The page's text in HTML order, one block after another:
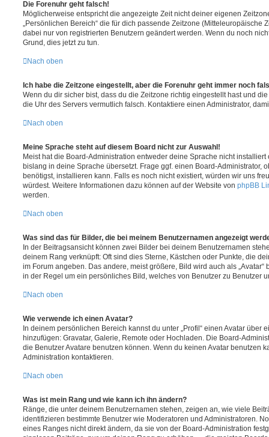
Die Forenuhr geht falsch!
Möglicherweise entspricht die angezeigte Zeit nicht deiner eigenen
„Persönlichen Bereich“ die für dich passende Zeitzone (Mitteleuropäische
dabei nur von registrierten Benutzern geändert werden. Wenn du noch
Grund, dies jetzt zu tun.
Nach oben
Ich habe die Zeitzone eingestellt, aber die Forenuhr geht immer noch
Wenn du dir sicher bist, dass du die Zeitzone richtig eingestellt hast und
die Uhr des Servers vermutlich falsch. Kontaktiere einen Administrator,
Nach oben
Meine Sprache steht auf diesem Board nicht zur Auswahl!
Meist hat die Board-Administration entweder deine Sprache nicht
bislang in deine Sprache übersetzt. Frage ggf. einen Board-Administrator,
benötigst, installieren kann. Falls es noch nicht existiert, würden wir uns
würdest. Weitere Informationen dazu können auf der Website von phpBB
werden.
Nach oben
Was sind das für Bilder, die bei meinem Benutzernamen angezeigt
In der Beitragsansicht können zwei Bilder bei deinem Benutzernamen
deinem Rang verknüpft: Oft sind dies Sterne, Kästchen oder Punkte, die
im Forum angeben. Das andere, meist größere, Bild wird auch als
in der Regel um ein persönliches Bild, welches von Benutzer zu Benutzer
Nach oben
Wie verwende ich einen Avatar?
In deinem persönlichen Bereich kannst du unter „Profil“ einen Avatar über
hinzufügen: Gravatar, Galerie, Remote oder Hochladen. Die Board-
die Benutzer Avatare benutzen können. Wenn du keinen Avatar benutzen
Administration kontaktieren.
Nach oben
Was ist mein Rang und wie kann ich ihn ändern?
Ränge, die unter deinem Benutzernamen stehen, zeigen an, wie viele
identifizieren bestimmte Benutzer wie Moderatoren und Administratoren.
eines Ranges nicht direkt ändern, da sie von der Board-Administration